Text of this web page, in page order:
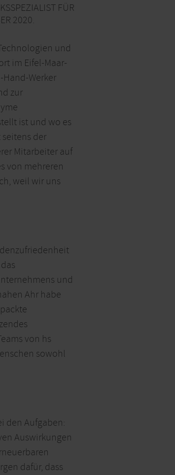
FÜR
2020.
und
im Eifel-Maar-
Werker
zur
ist und wo es
der
Mitarbeiter auf
von mehreren
weil wir uns
und
Ahr habe
von hs
sowohl
den Aufgaben:
Auswirkungen
dafür, dass